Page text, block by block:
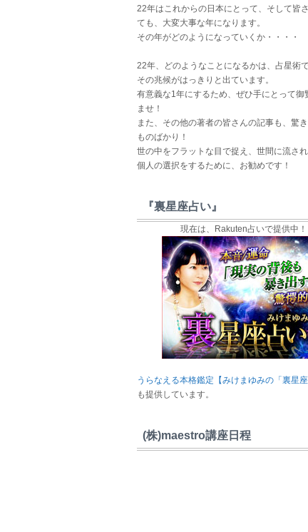
22年はこれからの日本にとって、そして皆
ても、大変大事な年になります。
その年がどのようになっていくか・・・・
22年、どのようなことになるかは、占星術
その兆候がはっきりと出ています。
有意義な1年にするため、ぜひ手にとって御
ませ！
また、その他の著者の皆さんの記事も、驚
ものばかり！
世の中をフラットな目で捉え、世間に流さ
個人の選択をするために、お勧めです！
『裏星座占い』
現在は、Rakuten占いで提供中！
うらなえる本格鑑定【みけまゆみの「裏星座
も提供しています。
(株)maestro講座日程